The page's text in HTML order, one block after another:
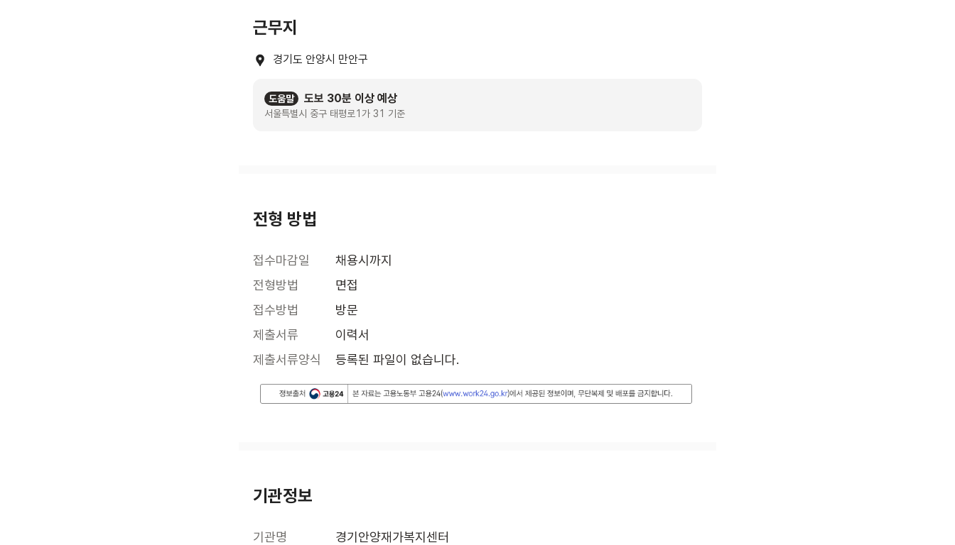
근무지
경기도 안양시 만안구
도움말 도보 30분 이상 예상
서울특별시 중구 태평로1가 31 기준
전형 방법
접수마감일
채용시까지
전형방법
면접
접수방법
방문
제출서류
이력서
제출서류양식
등록된 파일이 없습니다.
기관정보
기관명
경기안양재가복지센터